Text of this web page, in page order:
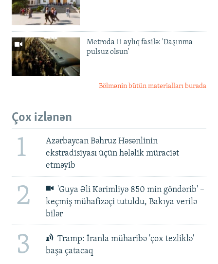
Metroda 11 aylıq fasilə: 'Daşınma
pulsuz olsun'
Bölmənin bütün materialları burada
Çox izlənən
1
Azərbaycan Bəhruz Həsənlinin
ekstradisiyası üçün hələlik müraciət
etməyib
2
'Guya Əli Kərimliyə 850 min göndərib' –
keçmiş mühafizəçi tutuldu, Bakıya verilə
bilər
3
Tramp: İranla müharibə 'çox tezliklə'
başa çatacaq